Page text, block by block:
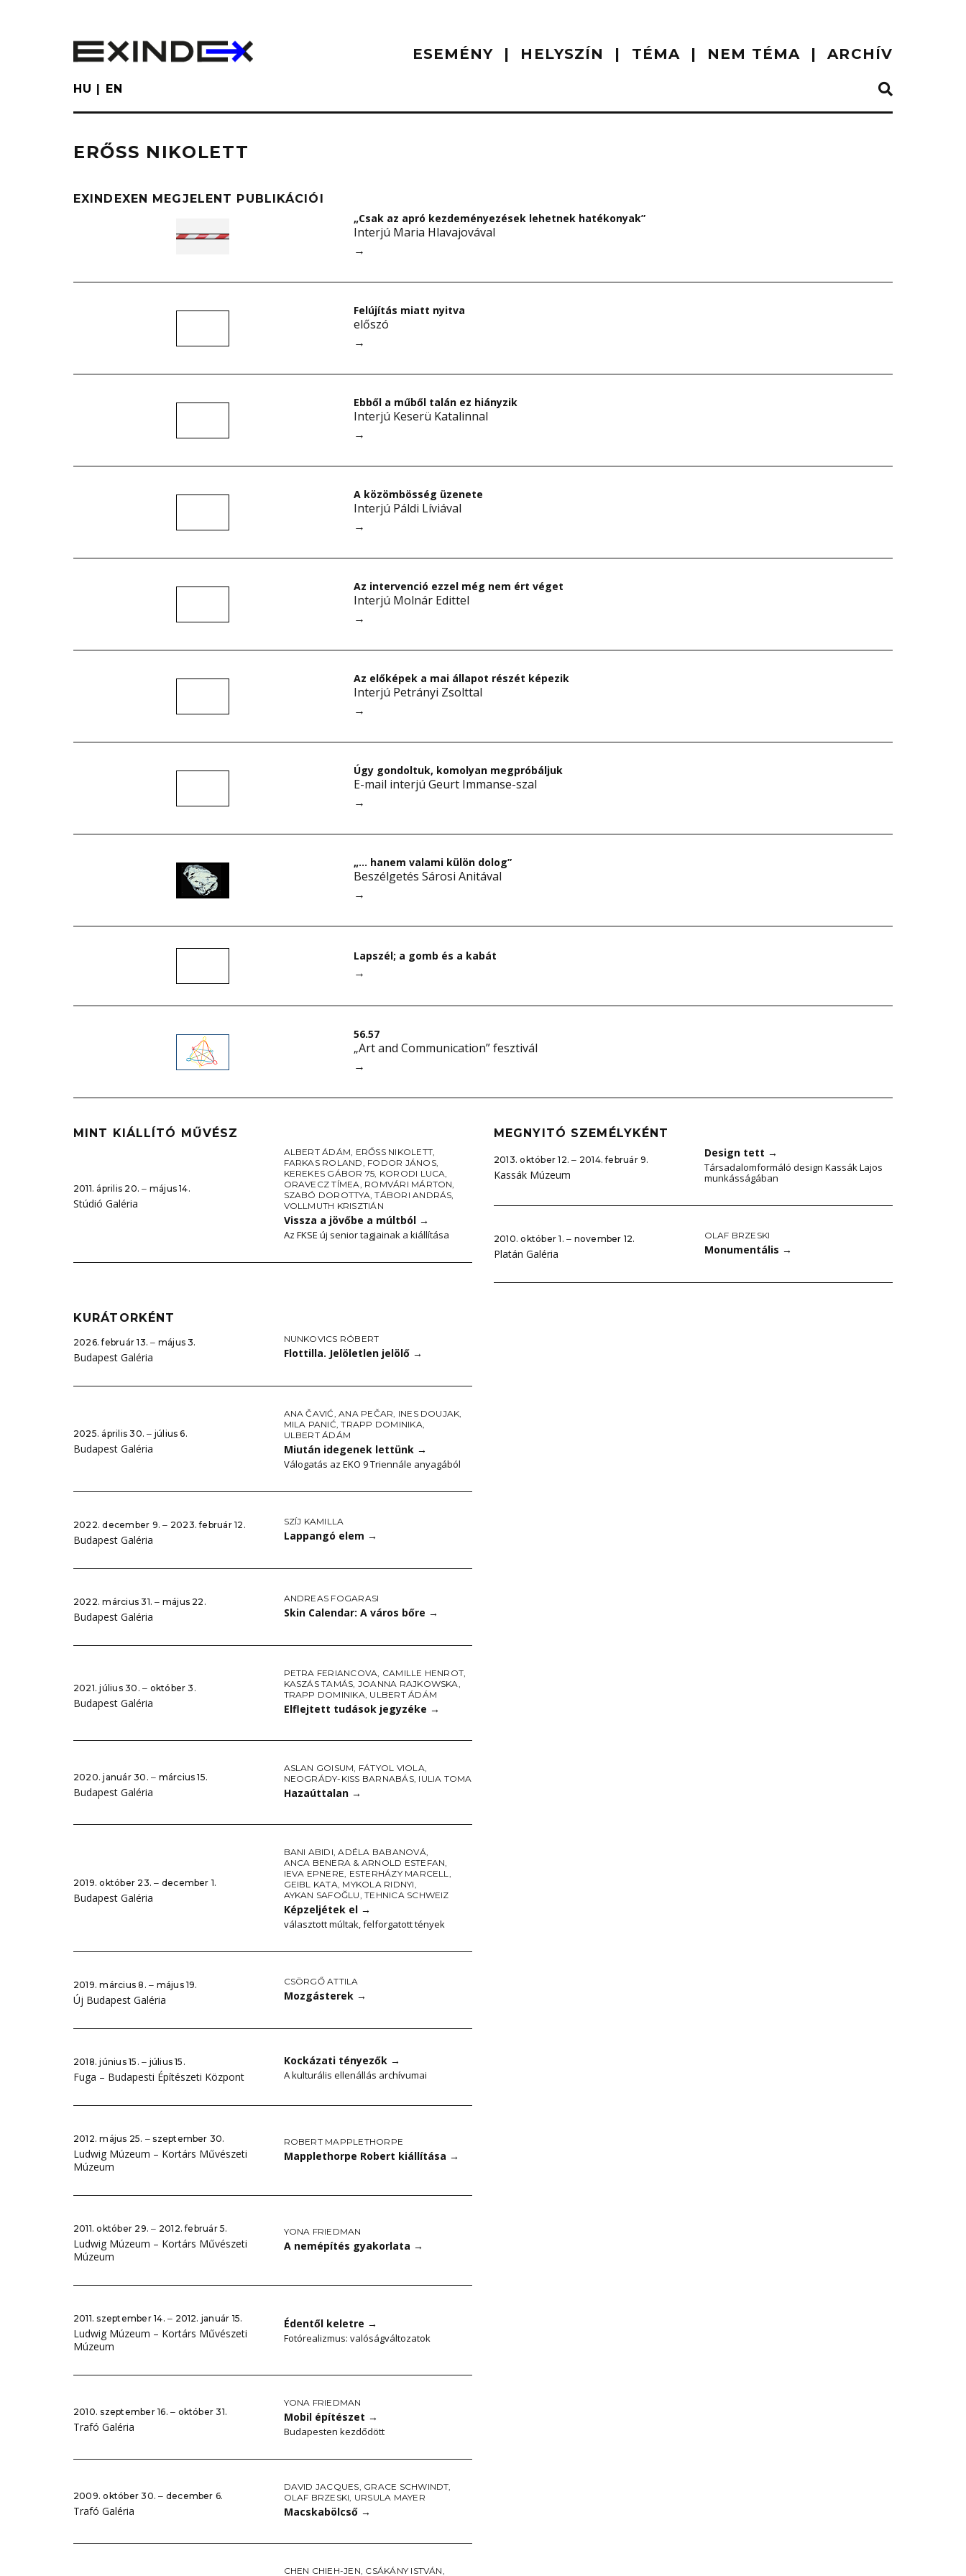
ESEMÉNY HELYSZÍN TÉMA NEM TÉMA ARCHÍV
HU EN
ERŐSS NIKOLETT
EXINDEXEN MEGJELENT PUBLIKÁCIÓI
„Csak az apró kezdeményezések lehetnek hatékonyak”
Interjú Maria Hlavajovával
→
Felújítás miatt nyitva
előszó
→
Ebből a műből talán ez hiányzik
Interjú Keserü Katalinnal
→
A közömbösség üzenete
Interjú Páldi Líviával
→
Az intervenció ezzel még nem ért véget
Interjú Molnár Edittel
→
Az előképek a mai állapot részét képezik
Interjú Petrányi Zsolttal
→
Úgy gondoltuk, komolyan megpróbáljuk
E-mail interjú Geurt Immanse-szal
→
„… hanem valami külön dolog”
Beszélgetés Sárosi Anitával
→
Lapszél; a gomb és a kabát
→
56.57
„Art and Communication” fesztivál
→
MINT KIÁLLÍTÓ MŰVÉSZ
2011. április 20. ‒ május 14.
Stúdió Galéria
ALBERT ÁDÁM, ERŐSS NIKOLETT,
FARKAS ROLAND, FODOR JÁNOS,
KEREKES GÁBOR 75, KORODI LUCA,
ORAVECZ TÍMEA, ROMVÁRI MÁRTON,
SZABÓ DOROTTYA,TÁBORI ANDRÁS,
VOLLMUTH KRISZTIÁN
Vissza a jövőbe a múltból →
Az FKSE új senior tagjainak a kiállítása
MEGNYITÓ SZEMÉLYKÉNT
2013. október 12. ‒ 2014. február 9.
Kassák Múzeum
Design tett →
Társadalomformáló design Kassák Lajos
munkásságában
2010. október 1. ‒ november 12.
Platán Galéria
OLAF BRZESKI
Monumentális →
KURÁTORKÉNT
2026. február 13. ‒ május 3.
Budapest Galéria
NUNKOVICS RÓBERT
Flottilla. Jelöletlen jelölő →
2025. április 30. ‒ július 6.
Budapest Galéria
ANA ČAVIĆ,ANA PEČAR, INES DOUJAK,
MILA PANIĆ,TRAPP DOMINIKA,
ULBERT ÁDÁM
Miután idegenek lettünk →
Válogatás az EKO 9 Triennále anyagából
2022. december 9. ‒ 2023. február 12.
Budapest Galéria
SZÍJ KAMILLA
Lappangó elem →
2022. március 31. ‒ május 22.
Budapest Galéria
ANDREAS FOGARASI
Skin Calendar: A város bőre →
2021. július 30. ‒ október 3.
Budapest Galéria
PETRA FERIANCOVA, CAMILLE HENROT,
KASZÁS TAMÁS, JOANNA RAJKOWSKA,
TRAPP DOMINIKA, ULBERT ÁDÁM
Elflejtett tudások jegyzéke →
2020. január 30. ‒ március 15.
Budapest Galéria
ASLAN GOISUM, FÁTYOL VIOLA,
NEOGRÁDY-KISS BARNABÁS, IULIA TOMA
Hazaúttalan →
2019. október 23. ‒ december 1.
Budapest Galéria
BANI ABIDI,ADÉLA BABANOVÁ,
ANCA BENERA & ARNOLD ESTEFAN,
IEVA EPNERE, ESTERHÁZY MARCELL,
GEIBL KATA, MYKOLA RIDNYI,
AYKAN SAFOĞLU,TEHNICA SCHWEIZ
Képzeljétek el →
választott múltak, felforgatott tények
2019. március 8. ‒ május 19.
Új Budapest Galéria
CSÖRGŐ ATTILA
Mozgásterek →
2018. június 15. ‒ július 15.
Fuga – Budapesti Építészeti Központ
Kockázati tényezők →
A kulturális ellenállás archívumai
2012. május 25. ‒ szeptember 30.
Ludwig Múzeum – Kortárs Művészeti
Múzeum
ROBERT MAPPLETHORPE
Mapplethorpe Robert kiállítása →
2011. október 29. ‒ 2012. február 5.
Ludwig Múzeum – Kortárs Művészeti
Múzeum
YONA FRIEDMAN
A nemépítés gyakorlata →
2011. szeptember 14. ‒ 2012. január 15.
Ludwig Múzeum – Kortárs Művészeti
Múzeum
Édentől keletre →
Fotórealizmus: valóságváltozatok
2010. szeptember 16. ‒ október 31.
Trafó Galéria
YONA FRIEDMAN
Mobil építészet →
Budapesten kezdődött
2009. október 30. ‒ december 6.
Trafó Galéria
DAVID JACQUES, GRACE SCHWINDT,
OLAF BRZESKI, URSULA MAYER
Macskabölcső →
CHEN CHIEH-JEN, CSÁKÁNY ISTVÁN,